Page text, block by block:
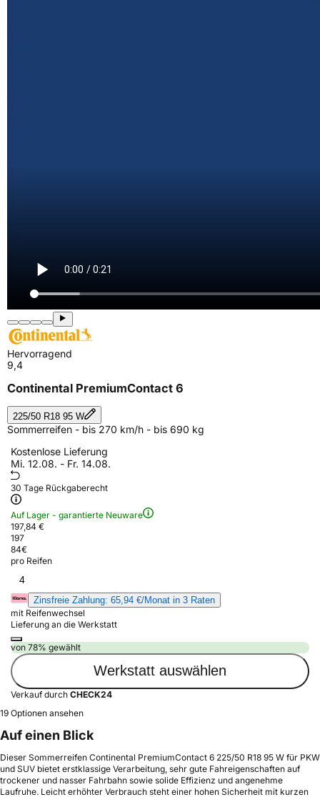
Hervorragend
9,4
Continental PremiumContact 6
225/50 R18 95 W
Sommerreifen - bis 270 km/h - bis 690 kg
Kostenlose Lieferung
Mi. 12.08. - Fr. 14.08.
30 Tage Rückgaberecht
Auf Lager - garantierte Neuware
197,84 €
197
84€
pro Reifen
4
Zinsfreie Zahlung: 65,94 €/Monat in 3 Raten
mit Reifenwechsel
Lieferung an die Werkstatt
von 78% gewählt
Werkstatt auswählen
Verkauf durch CHECK24
19 Optionen ansehen
Auf einen Blick
Dieser Sommerreifen Continental PremiumContact 6 225/50 R18 95 W für PKW
und SUV bietet erstklassige Verarbeitung, sehr gute Fahreigenschaften auf
trockener und nasser Fahrbahn sowie solide Effizienz und angenehme
Laufruhe. Leicht erhöhter Verbrauch steht einer hohen Sicherheit mit kurzen